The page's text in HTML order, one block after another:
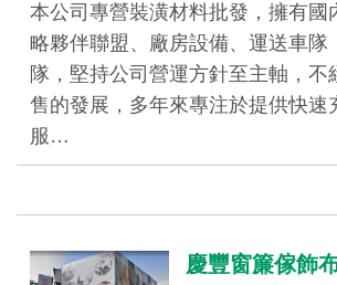
本公司專營裝潢材料批發，擁有國
略夥伴聯盟、廠房設備、運送車隊
隊，堅持公司營運方針至主軸，不
售的發展，多年來專注於提供快速
服…
慶豐窗簾傢飾